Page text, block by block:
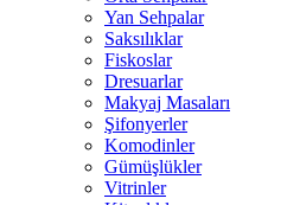
Yan Sehpalar
Saksılıklar
Fiskoslar
Dresuarlar
Makyaj Masaları
Şifonyerler
Komodinler
Gümüşlükler
Vitrinler